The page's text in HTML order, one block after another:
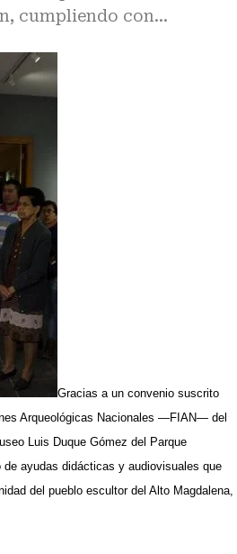
cumpliendo con…
Gracias a un convenio suscrito
Arqueológicas Nacionales —FIAN— del
Luis Duque Gómez del Parque
ayudas didácticas y audiovisuales que
del pueblo escultor del Alto Magdalena,